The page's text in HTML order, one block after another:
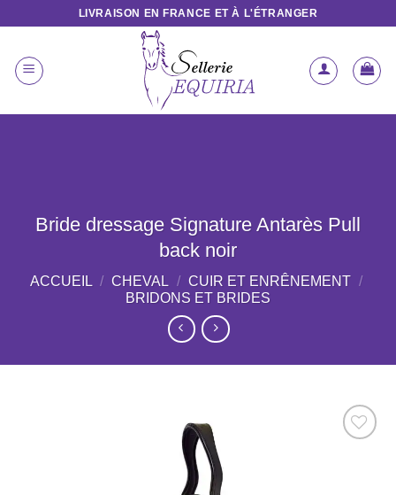
contenu
LIVRAISON EN FRANCE ET À L'ÉTRANGER
Bride dressage Signature Antarès Pull
back noir
ACCUEIL / CHEVAL / CUIR ET ENRÊNEMENT /
BRIDONS ET BRIDES